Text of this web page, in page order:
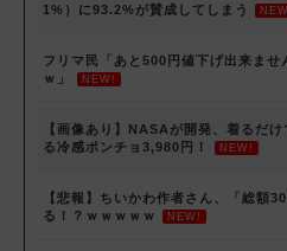
1%）に93.2%が賛成してしまう
フリマ民「あと500円値下げ出来ませ
ｗ」
NEW!
【画像あり】NASAが開発、着るだ
る冷感ポンチョ3,980円！
NEW!
【悲報】ちいかわ作者さん、「総額
る！？ｗｗｗｗｗ
NEW!